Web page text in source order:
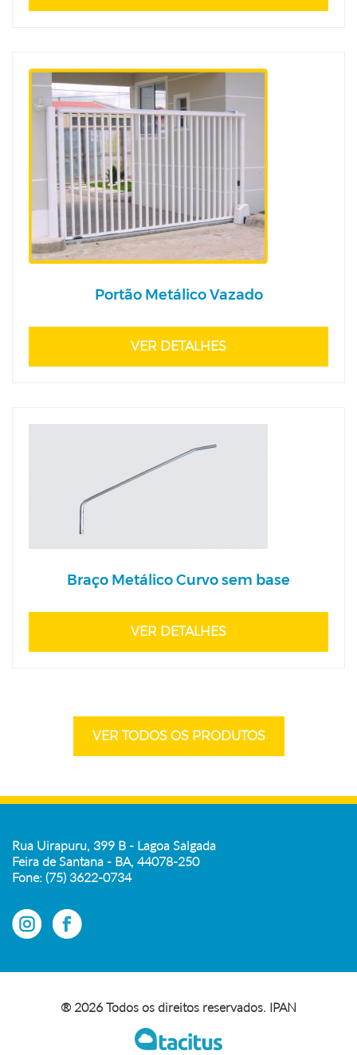
Portão Metálico Vazado
VER DETALHES
Braço Metálico Curvo sem base
VER DETALHES
VER TODOS OS PRODUTOS
Rua Uirapuru, 399 B - Lagoa Salgada
Feira de Santana - BA, 44078-250
Fone: (75) 3622-0734
® 2026 Todos os direitos reservados. IPAN